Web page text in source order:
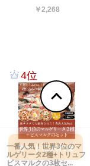
カートに入れる